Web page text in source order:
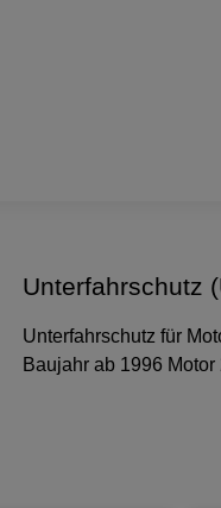
Unterfahrschutz
Unterfahrschutz für
Baujahr ab 1996 Motor